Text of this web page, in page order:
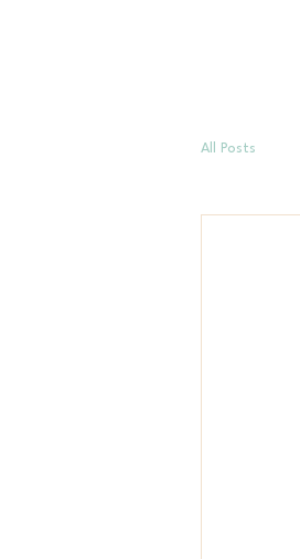
All Posts